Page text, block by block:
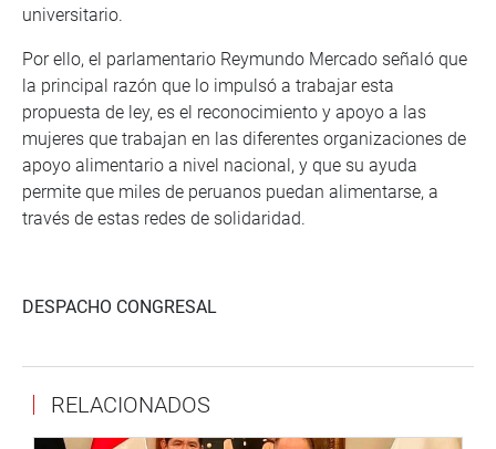
universitario.
Por ello, el parlamentario Reymundo Mercado señaló que
la principal razón que lo impulsó a trabajar esta
propuesta de ley, es el reconocimiento y apoyo a las
mujeres que trabajan en las diferentes organizaciones de
apoyo alimentario a nivel nacional, y que su ayuda
permite que miles de peruanos puedan alimentarse, a
través de estas redes de solidaridad.
DESPACHO CONGRESAL
RELACIONADOS